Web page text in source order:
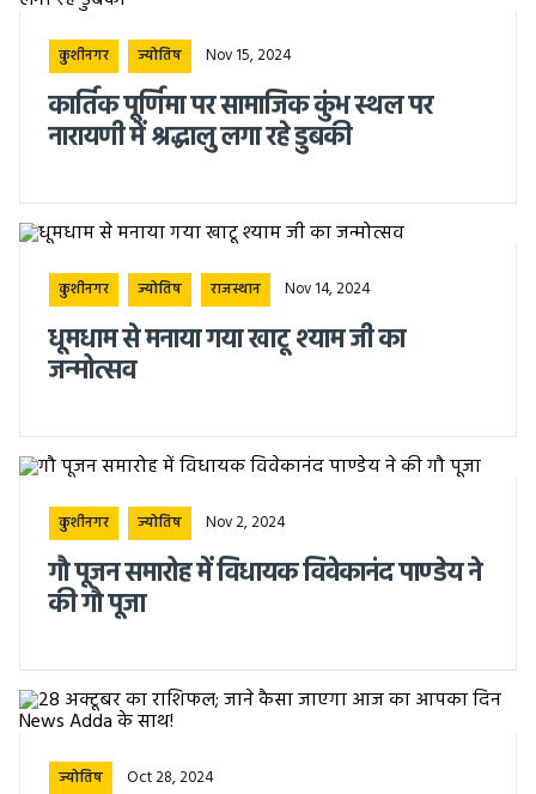
कुशीनगर ज्योतिष Nov 15, 2024
कार्तिक पूर्णिमा पर सामाजिक कुंभ स्थल पर
नारायणी में श्रद्धालु लगा रहे डुबकी
कुशीनगर ज्योतिष राजस्थान Nov 14, 2024
धूमधाम से मनाया गया खाटू श्याम जी का
जन्मोत्सव
कुशीनगर ज्योतिष Nov 2, 2024
गौ पूजन समारोह में विधायक विवेकानंद पाण्डेय ने
की गौ पूजा
ज्योतिष Oct 28, 2024